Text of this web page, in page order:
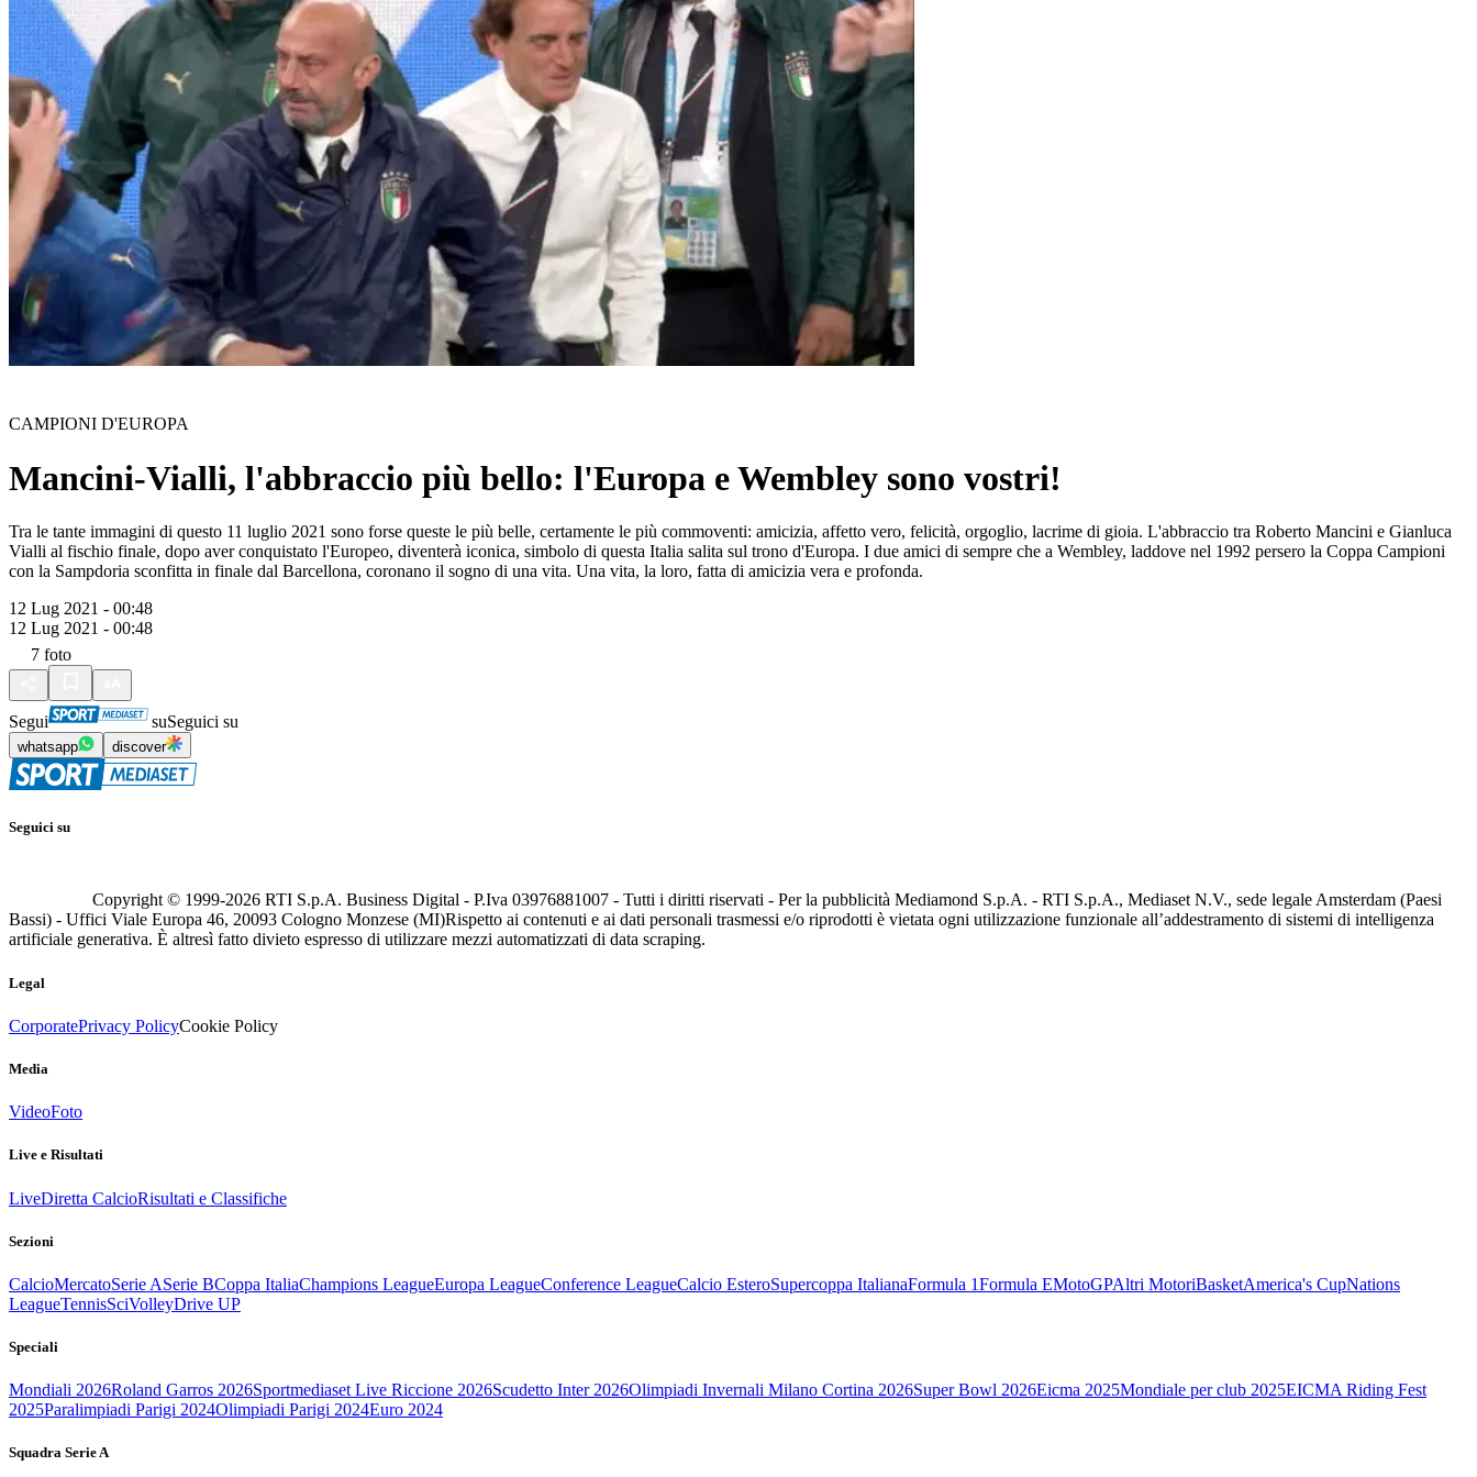
CAMPIONI D'EUROPA
Mancini-Vialli, l'abbraccio più bello: l'Europa e Wembley sono vostri!
Tra le tante immagini di questo 11 luglio 2021 sono forse queste le più belle, certamente le più commoventi: amicizia, affetto vero, felicità, orgoglio, lacrime di gioia. L'abbraccio tra Roberto Mancini e Gianluca
Vialli al fischio finale, dopo aver conquistato l'Europeo, diventerà iconica, simbolo di questa Italia salita sul trono d'Europa. I due amici di sempre che a Wembley, laddove nel 1992 persero la Coppa Campioni
con la Sampdoria sconfitta in finale dal Barcellona, coronano il sogno di una vita. Una vita, la loro, fatta di amicizia vera e profonda.
12 Lug 2021 - 00:48
12 Lug 2021 - 00:48
7 foto
Segui suSeguici su
whatsapp discover
Seguici su
Copyright © 1999-2026 RTI S.p.A. Business Digital - P.Iva 03976881007 - Tutti i diritti riservati - Per la pubblicità Mediamond S.p.A. - RTI S.p.A., Mediaset N.V., sede legale Amsterdam (Paesi
Bassi) - Uffici Viale Europa 46, 20093 Cologno Monzese (MI)Rispetto ai contenuti e ai dati personali trasmessi e/o riprodotti è vietata ogni utilizzazione funzionale all’addestramento di sistemi di intelligenza
artificiale generativa. È altresì fatto divieto espresso di utilizzare mezzi automatizzati di data scraping.
Legal
CorporatePrivacy PolicyCookie Policy
Media
VideoFoto
Live e Risultati
LiveDiretta CalcioRisultati e Classifiche
Sezioni
CalcioMercatoSerie ASerie BCoppa ItaliaChampions LeagueEuropa LeagueConference LeagueCalcio EsteroSupercoppa ItalianaFormula 1Formula EMotoGPAltri MotoriBasketAmerica's CupNations
LeagueTennisSciVolleyDrive UP
Speciali
Mondiali 2026Roland Garros 2026Sportmediaset Live Riccione 2026Scudetto Inter 2026Olimpiadi Invernali Milano Cortina 2026Super Bowl 2026Eicma 2025Mondiale per club 2025EICMA Riding Fest
2025Paralimpiadi Parigi 2024Olimpiadi Parigi 2024Euro 2024
Squadra Serie A